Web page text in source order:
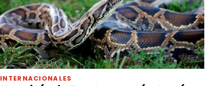
INTERNACIONALES